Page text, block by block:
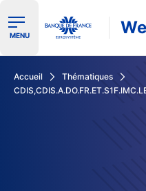
Ouvrir le menu de
MENU
Accueil
Thématiques